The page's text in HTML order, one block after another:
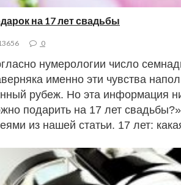
на 17 лет свадьбы
0
нумерологии число
именно эти чувства
рубеж. Но эта информация
подарить на 17 лет
из нашей статьи. 17 лет: